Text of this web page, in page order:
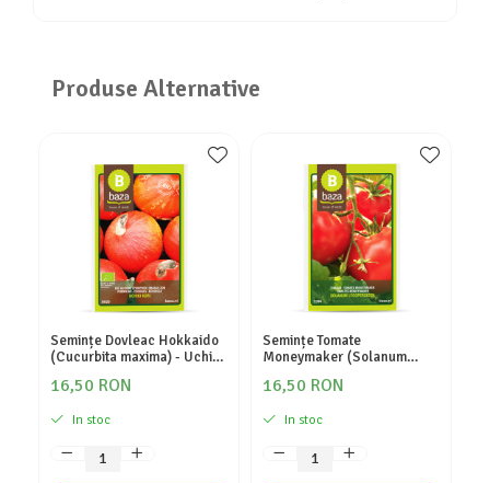
Produse Alternative
Semințe Dovleac Hokkaido
(Cucurbita maxima) - Uchiki
16,50 RON
In stoc
Semințe Tomate
Moneymaker (Solanum
16,50 RON
In stoc